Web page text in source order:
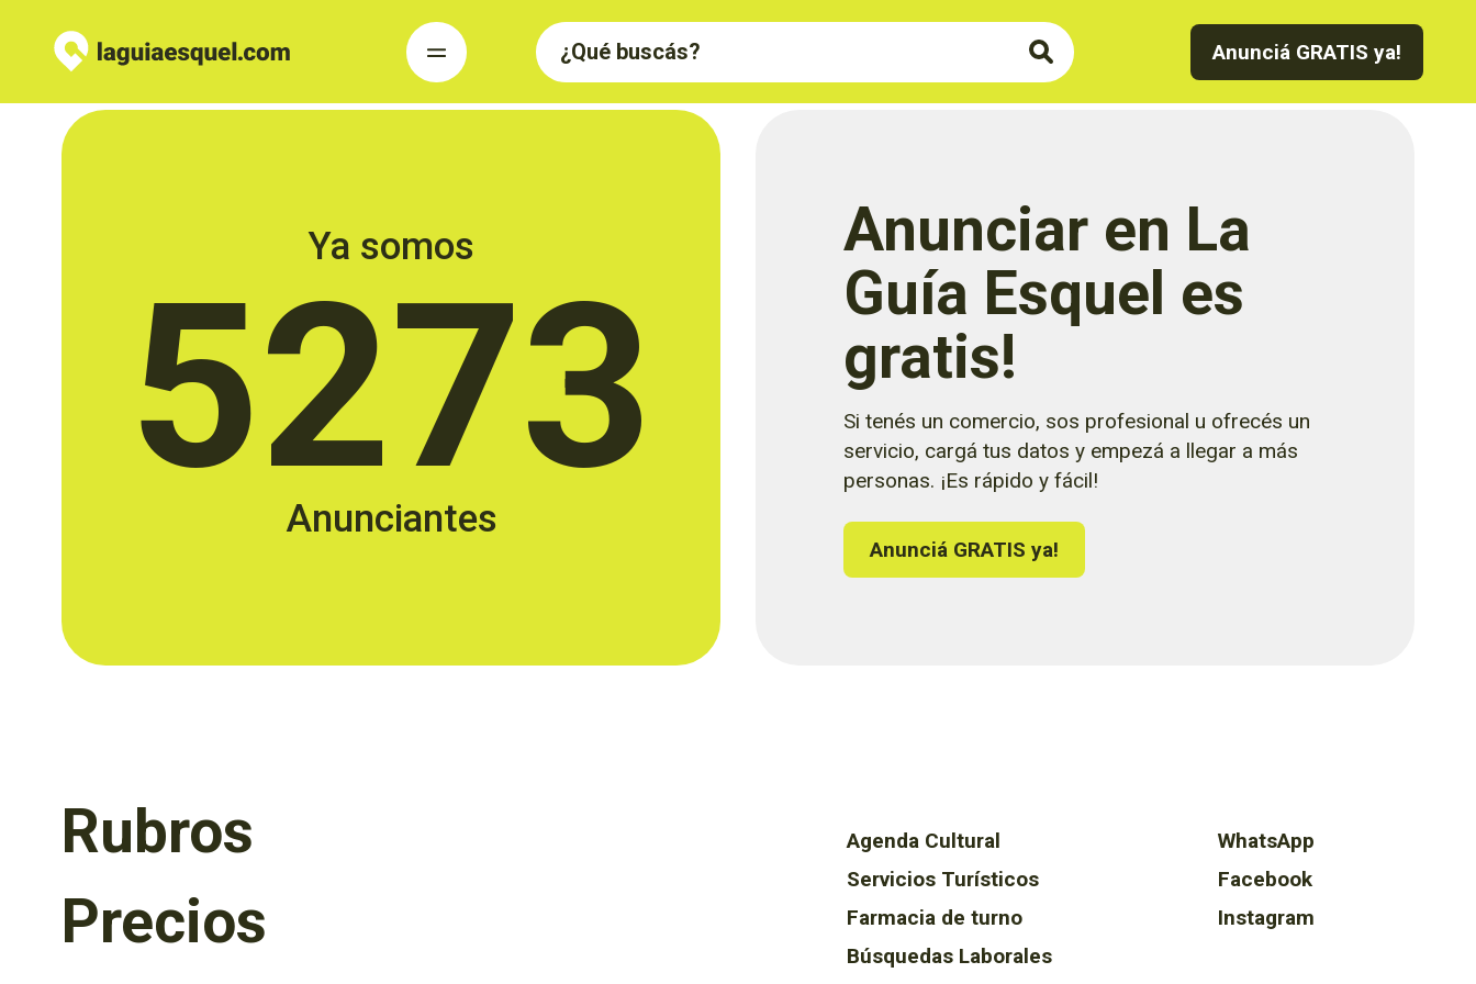
Anunciá GRATIS ya!
Ya somos
5273
Anunciantes
Anunciar en La
Guía Esquel es
gratis!
Si tenés un comercio, sos profesional u ofrecés un
servicio, cargá tus datos y empezá a llegar a más
personas. ¡Es rápido y fácil!
Anunciá GRATIS ya!
Rubros
Precios
Agenda Cultural
Servicios Turísticos
Farmacia de turno
Búsquedas Laborales
WhatsApp
Facebook
Instagram